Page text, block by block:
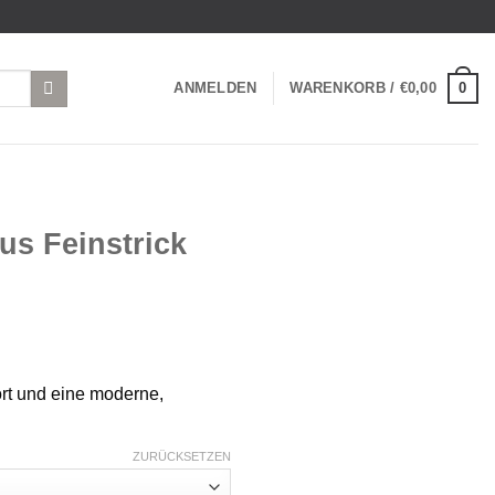
ANMELDEN WARENKORB / €0,00 0
Feinstrick
und eine moderne,
ZURÜCKSETZEN